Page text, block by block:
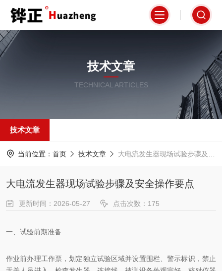
技术文章
TECHNICAL ARTICLES
技术文章
当前位置： 首页 技术文章 大电流发生器现场试验步骤及安全操作要点
大电流发生器现场试验步骤及安全操作要点
更新时间：2026-05-27 点击次数：175
一、试验前期准备
作业前办理工作票，划定独立试验区域并设置围栏、警示标识，禁止